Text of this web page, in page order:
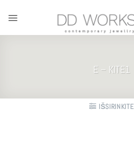
E – KITE1
IŠSIRINKITE